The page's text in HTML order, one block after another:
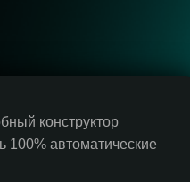
конструктор
100% автоматические